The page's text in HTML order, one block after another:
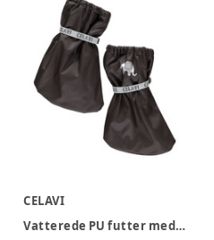
CELAVI
Vatterede PU futter med foer - sort